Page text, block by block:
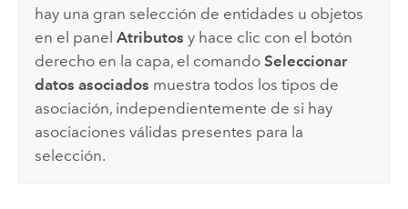
hay una gran selección de entidades u objetos
en el panelAtributos y hace clic con el botón
derecho en la capa, el comandoSeleccionar
datos asociados muestra todos los tipos de
asociación, independientemente de si hay
asociaciones válidas presentes para la
selección.